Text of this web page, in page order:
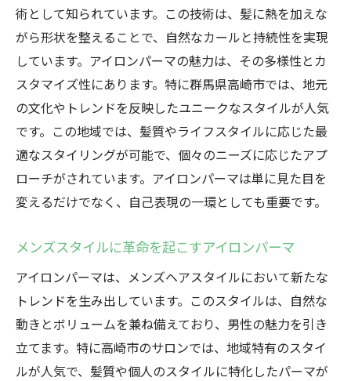
術として知られています。この技術は、髪に熱を加えな
がら形状を整えることで、自然なカールと持続性を実現
しています。アイロンパーマの魅力は、その多様性とカ
スタマイズ性にあります。特に群馬県高崎市では、地元
の文化やトレンドを反映したユニークなスタイルが人気
です。この地域では、髪質やライフスタイルに応じた最
適なスタイリングが可能で、個々のニーズに応じたアプ
ローチがされています。アイロンパーマは単に見た目を
変えるだけでなく、自己表現の一環としても重要です。
メンズスタイルに革命を起こすアイロンパーマ
アイロンパーマは、メンズヘアスタイルにおいて新たな
トレンドを生み出しています。このスタイルは、自然な
動きとボリュームを兼ね備えており、男性の魅力を引き
立てます。特に高崎市のサロンでは、地域特有のスタイ
ルが人気で、髪質や個人のスタイルに特化したパーマが